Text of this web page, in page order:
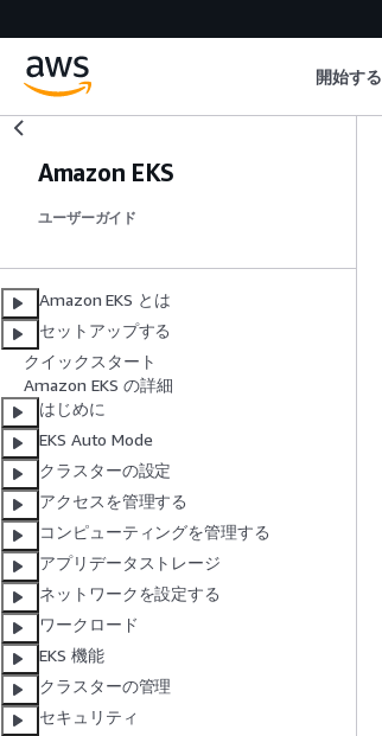
開始する
Amazon EKS
ユーザーガイド
Amazon EKS とは
セットアップする
クイックスタート
Amazon EKS の詳細
はじめに
EKS Auto Mode
クラスターの設定
アクセスを管理する
コンピューティングを管理する
アプリデータストレージ
ネットワークを設定する
ワークロード
EKS 機能
クラスターの管理
セキュリティ